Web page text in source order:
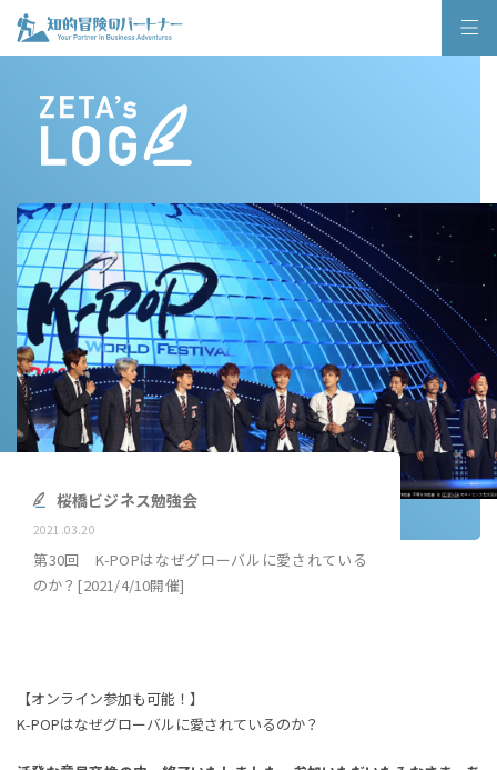
桜橋ビジネス勉強会
2021.03.20
第30回 K-POPはなぜグローバルに愛されている
のか？[2021/4/10開催]
【オンライン参加も可能！】
K-POPはなぜグローバルに愛されているのか？